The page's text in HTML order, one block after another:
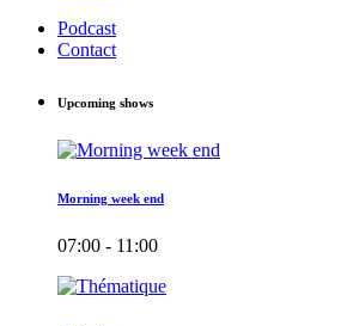
Podcast
Contact
Upcoming shows
Morning week end
07:00 - 11:00